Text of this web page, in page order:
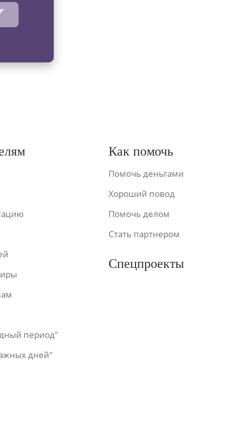
период"
дней"
Как помочь
Помочь деньгами
Хороший повод
Помочь делом
Стать партнером
Спецпроекты